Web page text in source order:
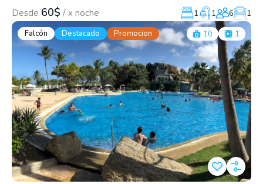
Desde 60$ / x noche 1 1 6
1
Falcón
Destacado Promocion 10 1